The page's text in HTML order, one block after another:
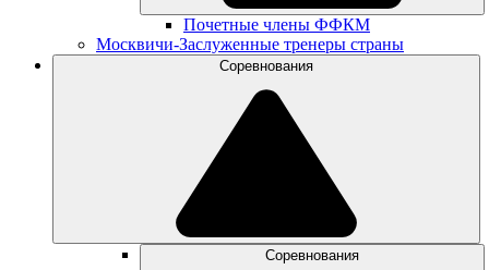
Почетные члены ФФКМ
Москвичи-Заслуженные тренеры страны
Соревнования
Соревнования